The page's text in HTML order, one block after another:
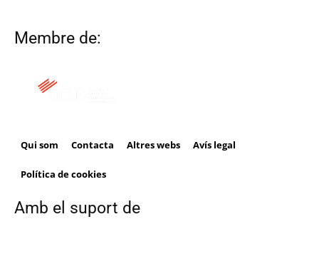
Membre de:
Qui som Contacta Altres webs Avís legal
Política de cookies
Amb el suport de